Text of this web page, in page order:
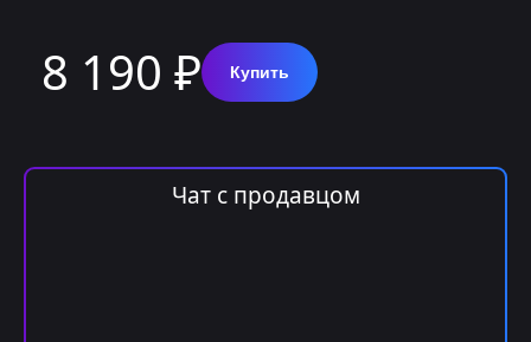
8 190 ₽ Купить
Чат с продавцом